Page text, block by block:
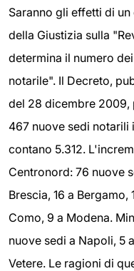
Saranno gli effetti di
della Giustizia sulla
determina il numero
notarile". Il Decreto,
del 28 dicembre
467 nuove sedi notarili
contano 5.312.
Centronord: 76 nuove
Brescia, 16 a Bergamo,
Como, 9 a Modena.
nuove sedi a Napoli, 5
Vetere. Le ragioni di